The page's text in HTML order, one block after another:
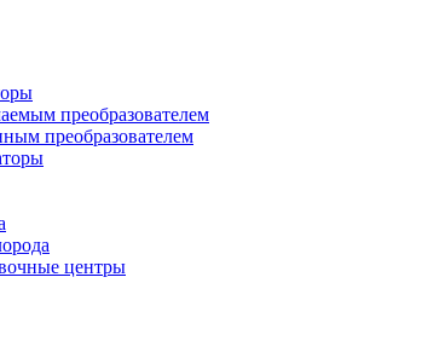
преобразователем
преобразователем
центры